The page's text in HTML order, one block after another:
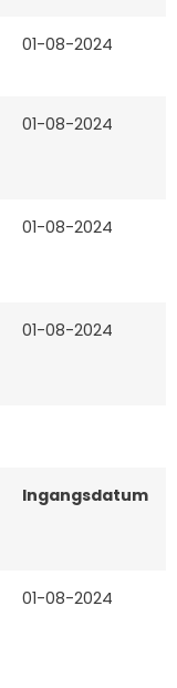
01-08-2024
01-08-2024
01-08-2024
01-08-2024
Ingangsdatum
01-08-2024